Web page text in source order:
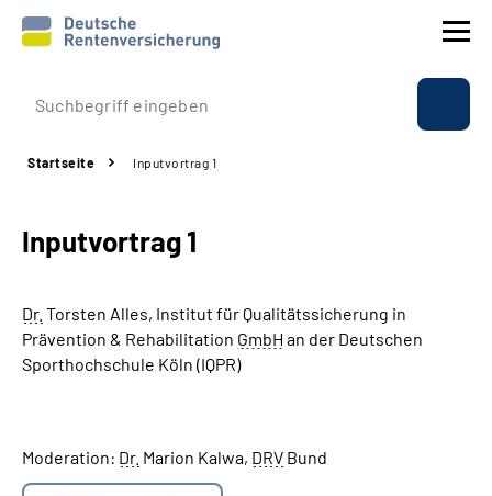
Prävention
Rente
Beratung & Kontakt
Experten
Online-Services
Startseite Inputvortrag 1
Inputvortrag 1
Dr. Torsten Alles, Institut für Qualitätssicherung in
Prävention & Rehabilitation GmbH an der Deutschen
Sporthochschule Köln (IQPR)
Moderation: Dr. Marion Kalwa, DRV Bund